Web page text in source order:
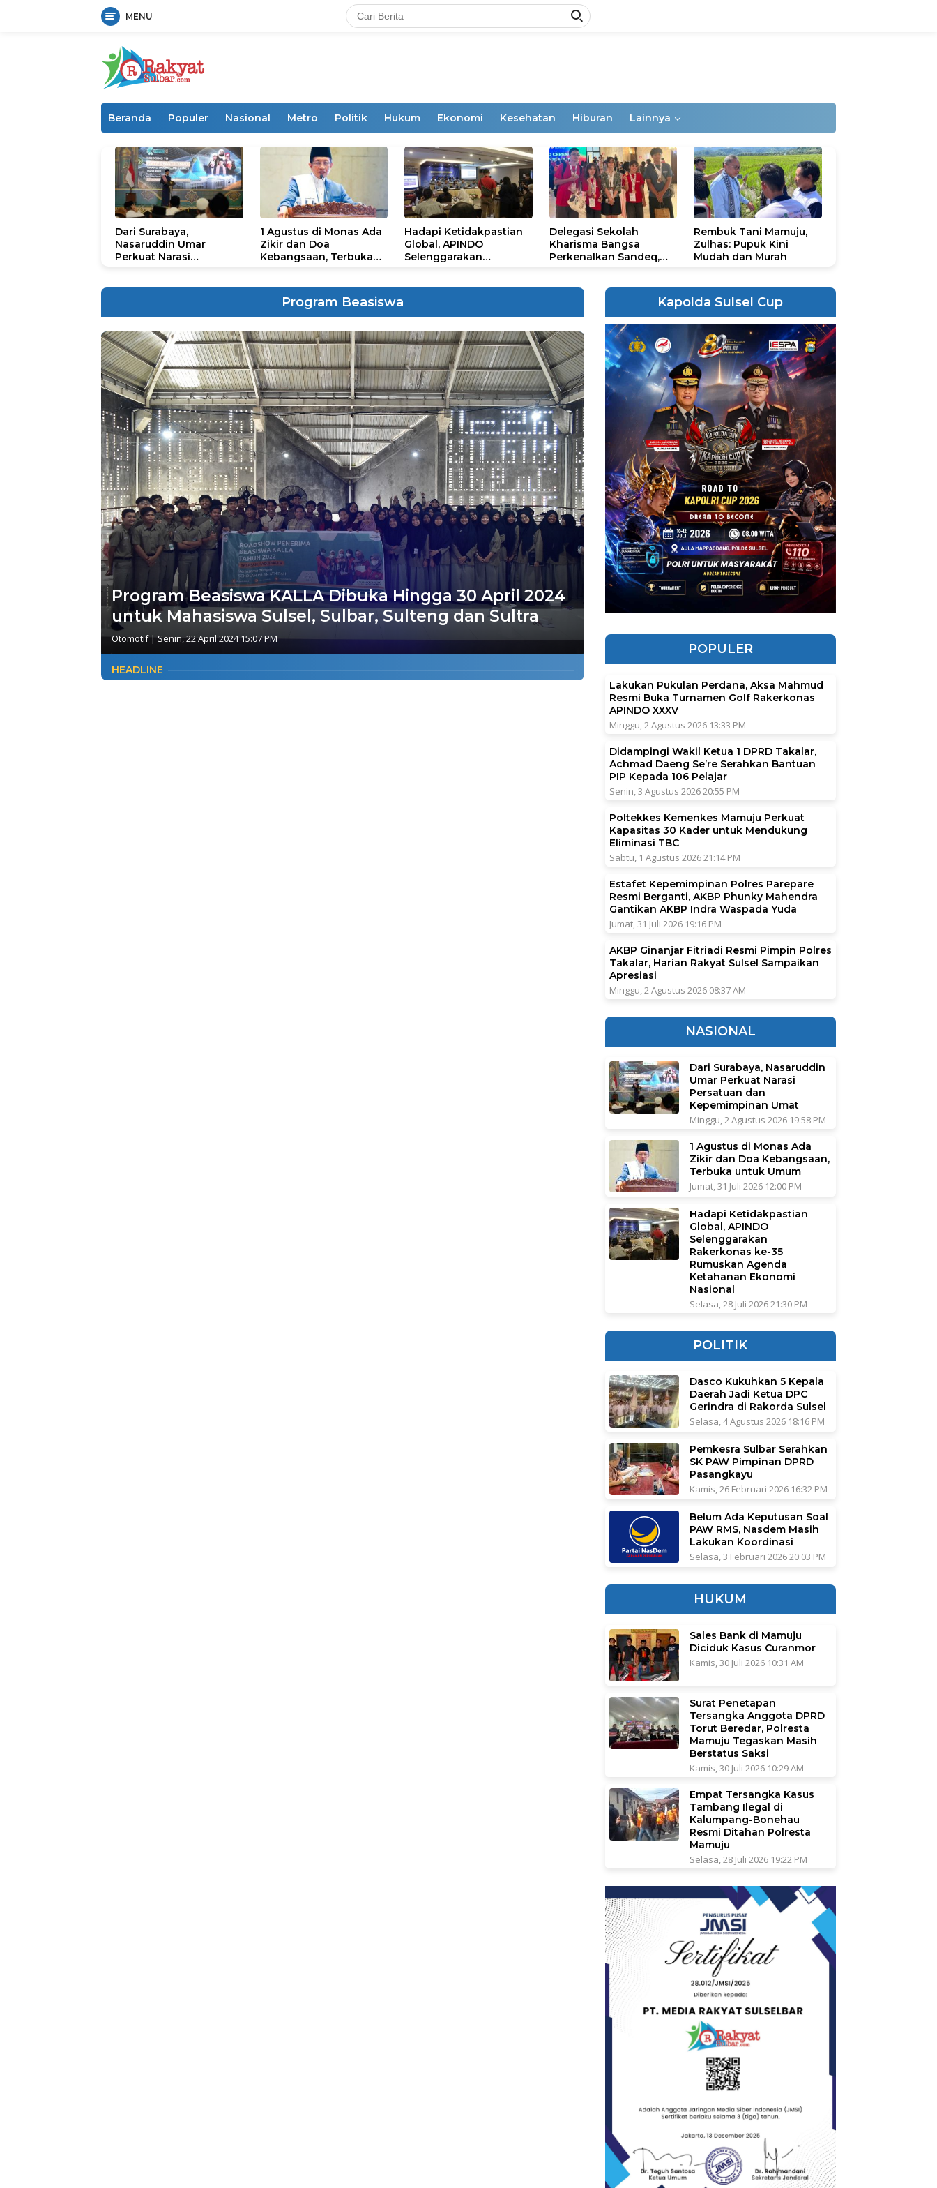
MENU
Beranda Populer Nasional Metro Politik Hukum Ekonomi Kesehatan Hiburan Lainnya
Dari Surabaya,
Nasaruddin Umar
Perkuat Narasi
1 Agustus di Monas Ada
Zikir dan Doa
Kebangsaan, Terbuka
Hadapi Ketidakpastian
Global, APINDO
Selenggarakan
Delegasi Sekolah
Kharisma Bangsa
Perkenalkan Sandeq,
STEAM Olympiad 2026
Rembuk Tani Mamuju,
Zulhas: Pupuk Kini
Mudah dan Murah
Program Beasiswa
Program Beasiswa KALLA Dibuka Hingga 30 April 2024
untuk Mahasiswa Sulsel, Sulbar, Sulteng dan Sultra
Otomotif|Senin, 22 April 2024 15:07 PM
HEADLINE
Kapolda Sulsel Cup
POPULER
Lakukan Pukulan Perdana, Aksa Mahmud
Resmi Buka Turnamen Golf Rakerkonas
APINDO XXXV
Minggu, 2 Agustus 2026 13:33 PM
Didampingi Wakil Ketua 1 DPRD Takalar,
Achmad Daeng Se’re Serahkan Bantuan
PIP Kepada 106 Pelajar
Senin, 3 Agustus 2026 20:55 PM
Poltekkes Kemenkes Mamuju Perkuat
Kapasitas 30 Kader untuk Mendukung
Eliminasi TBC
Sabtu, 1 Agustus 2026 21:14 PM
Estafet Kepemimpinan Polres Parepare
Resmi Berganti, AKBP Phunky Mahendra
Gantikan AKBP Indra Waspada Yuda
Jumat, 31 Juli 2026 19:16 PM
AKBP Ginanjar Fitriadi Resmi Pimpin Polres
Takalar, Harian Rakyat Sulsel Sampaikan
Apresiasi
Minggu, 2 Agustus 2026 08:37 AM
NASIONAL
Dari Surabaya, Nasaruddin
Umar Perkuat Narasi
Persatuan dan
Kepemimpinan Umat
Minggu, 2 Agustus 2026 19:58 PM
1 Agustus di Monas Ada
Zikir dan Doa Kebangsaan,
Terbuka untuk Umum
Jumat, 31 Juli 2026 12:00 PM
Hadapi Ketidakpastian
Global, APINDO
Selenggarakan
Rakerkonas ke-35
Rumuskan Agenda
Ketahanan Ekonomi
Nasional
Selasa, 28 Juli 2026 21:30 PM
POLITIK
Dasco Kukuhkan 5 Kepala
Daerah Jadi Ketua DPC
Gerindra di Rakorda Sulsel
Selasa, 4 Agustus 2026 18:16 PM
Pemkesra Sulbar Serahkan
SK PAW Pimpinan DPRD
Pasangkayu
Kamis, 26 Februari 2026 16:32 PM
Belum Ada Keputusan Soal
PAW RMS, Nasdem Masih
Lakukan Koordinasi
Selasa, 3 Februari 2026 20:03 PM
HUKUM
Sales Bank di Mamuju
Diciduk Kasus Curanmor
Kamis, 30 Juli 2026 10:31 AM
Surat Penetapan
Tersangka Anggota DPRD
Torut Beredar, Polresta
Mamuju Tegaskan Masih
Berstatus Saksi
Kamis, 30 Juli 2026 10:29 AM
Empat Tersangka Kasus
Tambang Ilegal di
Kalumpang-Bonehau
Resmi Ditahan Polresta
Mamuju
Selasa, 28 Juli 2026 19:22 PM